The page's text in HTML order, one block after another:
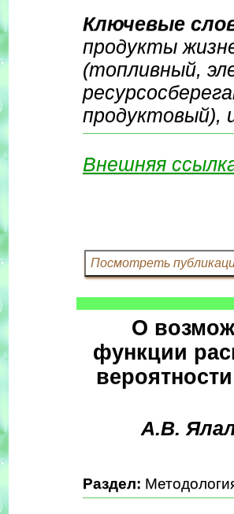
Ключевые
продукты
(топливный,
продуктовый),
Внешняя
О
функции
А.В.
Раздел: